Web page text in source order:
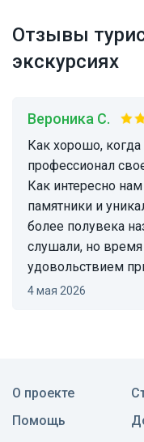
Отзывы
экскурсиях
Вероника С.
Как хорошо, когда экскурсию проводит
профессионал
Как интересно
памятники и
более полувека
слушали, но
удовольствием
4 мая 2026
О проекте
Помощь